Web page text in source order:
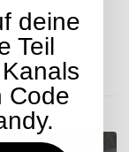
deine
Teil
Code